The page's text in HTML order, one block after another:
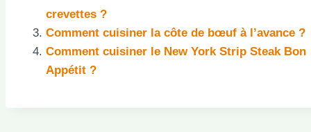
crevettes ?
Comment cuisiner la côte de bœuf à l’avance ?
Comment cuisiner le New York Strip Steak Bon
Appétit ?